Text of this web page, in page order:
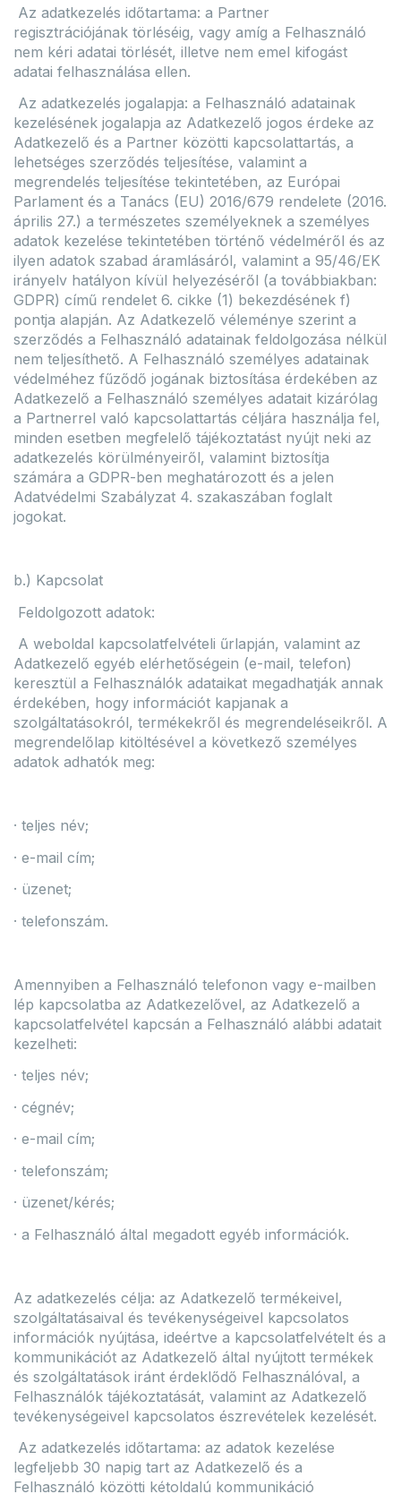
Az adatkezelés időtartama: a Partner
regisztrációjának törléséig, vagy amíg a Felhasználó
nem kéri adatai törlését, illetve nem emel kifogást
adatai felhasználása ellen.
Az adatkezelés jogalapja: a Felhasználó adatainak
kezelésének jogalapja az Adatkezelő jogos érdeke az
Adatkezelő és a Partner közötti kapcsolattartás, a
lehetséges szerződés teljesítése, valamint a
megrendelés teljesítése tekintetében, az Európai
Parlament és a Tanács (EU) 2016/679 rendelete (2016.
április 27.) a természetes személyeknek a személyes
adatok kezelése tekintetében történő védelméről és az
ilyen adatok szabad áramlásáról, valamint a 95/46/EK
irányelv hatályon kívül helyezéséről (a továbbiakban:
GDPR) című rendelet 6. cikke (1) bekezdésének f)
pontja alapján. Az Adatkezelő véleménye szerint a
szerződés a Felhasználó adatainak feldolgozása nélkül
nem teljesíthető. A Felhasználó személyes adatainak
védelméhez fűződő jogának biztosítása érdekében az
Adatkezelő a Felhasználó személyes adatait kizárólag
a Partnerrel való kapcsolattartás céljára használja fel,
minden esetben megfelelő tájékoztatást nyújt neki az
adatkezelés körülményeiről, valamint biztosítja
számára a GDPR-ben meghatározott és a jelen
Adatvédelmi Szabályzat 4. szakaszában foglalt
jogokat.
b.) Kapcsolat
Feldolgozott adatok:
A weboldal kapcsolatfelvételi űrlapján, valamint az
Adatkezelő egyéb elérhetőségein (e-mail, telefon)
keresztül a Felhasználók adataikat megadhatják annak
érdekében, hogy információt kapjanak a
szolgáltatásokról, termékekről és megrendeléseikről. A
megrendelőlap kitöltésével a következő személyes
adatok adhatók meg:
· teljes név;
· e-mail cím;
· üzenet;
· telefonszám.
Amennyiben a Felhasználó telefonon vagy e-mailben
lép kapcsolatba az Adatkezelővel, az Adatkezelő a
kapcsolatfelvétel kapcsán a Felhasználó alábbi adatait
kezelheti:
· teljes név;
· cégnév;
· e-mail cím;
· telefonszám;
· üzenet/kérés;
· a Felhasználó által megadott egyéb információk.
Az adatkezelés célja: az Adatkezelő termékeivel,
szolgáltatásaival és tevékenységeivel kapcsolatos
információk nyújtása, ideértve a kapcsolatfelvételt és a
kommunikációt az Adatkezelő által nyújtott termékek
és szolgáltatások iránt érdeklődő Felhasználóval, a
Felhasználók tájékoztatását, valamint az Adatkezelő
tevékenységeivel kapcsolatos észrevételek kezelését.
Az adatkezelés időtartama: az adatok kezelése
legfeljebb 30 napig tart az Adatkezelő és a
Felhasználó közötti kétoldalú kommunikáció